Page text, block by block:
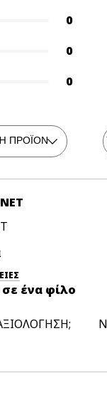
0
0
0
ένα φίλο